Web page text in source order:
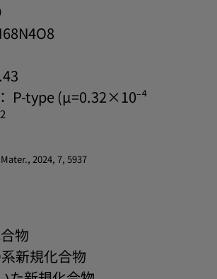
P-type (μ=0.32×10⁻⁴
2024, 7, 5937
物
新規化合物